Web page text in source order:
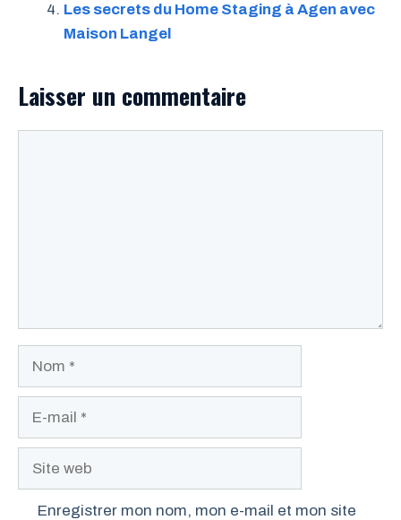
Les secrets du Home Staging à Agen avec
Maison Langel
Laisser un commentaire
Site
Enregistrer mon nom, mon e-mail et mon site